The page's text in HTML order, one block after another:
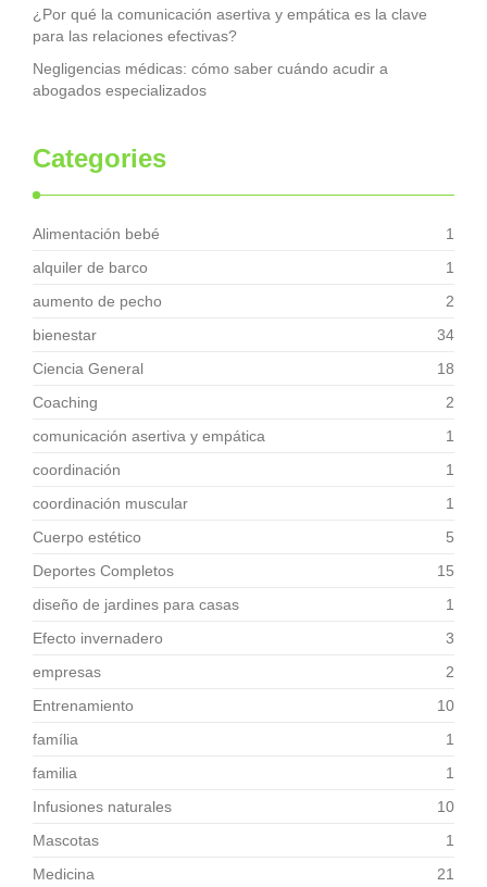
¿Por qué la comunicación asertiva y empática es la clave
para las relaciones efectivas?
Negligencias médicas: cómo saber cuándo acudir a
abogados especializados
Categories
Alimentación bebé
1
alquiler de barco
1
aumento de pecho
2
bienestar
34
Ciencia General
18
Coaching
2
comunicación asertiva y empática
1
coordinación
1
coordinación muscular
1
Cuerpo estético
5
Deportes Completos
15
diseño de jardines para casas
1
Efecto invernadero
3
empresas
2
Entrenamiento
10
família
1
familia
1
Infusiones naturales
10
Mascotas
1
Medicina
21